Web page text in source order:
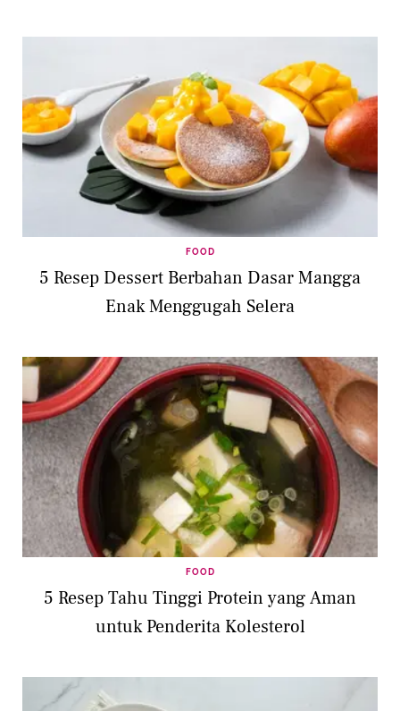
FOOD
5 Resep Dessert Berbahan Dasar Mangga
Enak Menggugah Selera
FOOD
5 Resep Tahu Tinggi Protein yang Aman
untuk Penderita Kolesterol